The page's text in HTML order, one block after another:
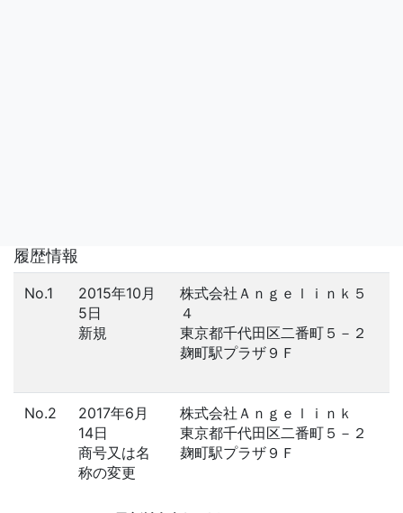
履歴情報
No.1
2015年10月
5日
新規
株式会社Ａｎｇｅｌｉｎｋ５
４
東京都千代田区二番町５－２
麹町駅プラザ９Ｆ
No.2
2017年6月
14日
商号又は名
称の変更
株式会社Ａｎｇｅｌｉｎｋ
東京都千代田区二番町５－２
麹町駅プラザ９Ｆ